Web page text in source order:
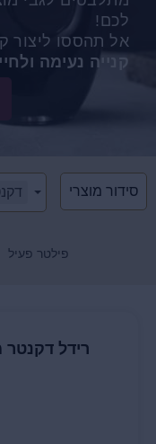
לכם!
אל תהססו ליצור
קנייה נעימה
פילטר פעיל
רידל